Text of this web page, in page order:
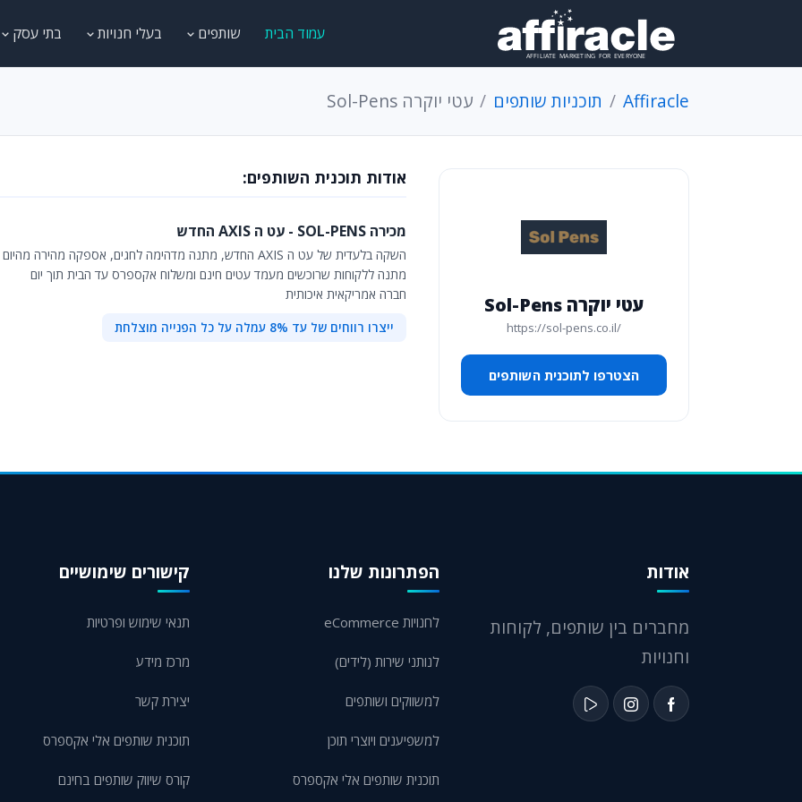
עמוד הבית שותפים בעלי חנויות בתי עסק
Affiracle תוכניות שותפים עטי יוקרה Sol-Pens
עטי יוקרה Sol-Pens
https://sol-pens.co.il/
הצטרפו לתוכנית השותפים
אודות תוכנית השותפים:
מכירה SOL-PENS - עט ה AXIS החדש
השקה בלעדית של עט ה AXIS החדש, מתנה מדהימה לחגים, אספקה מהירה מהיום למחר
מתנה ללקוחות שרוכשים מעמד עטים חינם ומשלוח אקספרס עד הבית תוך יום
חברה אמריקאית איכותית
ייצרו רווחים של עד 8% עמלה על כל הפנייה מוצלחת
אודות
מחברים בין שותפים, לקוחות
וחנויות
הפתרונות שלנו
לחנויות eCommerce
לנותני שירות (לידים)
למשווקים ושותפים
למשפיענים ויוצרי תוכן
תוכנית שותפים אלי אקספרס
קישורים שימושיים
תנאי שימוש ופרטיות
מרכז מידע
יצירת קשר
תוכנית שותפים אלי אקספרס
קורס שיווק שותפים בחינם